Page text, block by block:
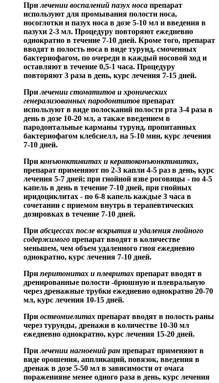
Прилечении воспалений пазух носа препарат
используют для промывания полости носа,
носоглотки и пазух носа в дозе 5-10 мл и введения в
пазухи 2-3 мл. Процедуру повторяют ежедневно
однократно в течение 7-10 дней. Кроме того, препарат
вводят в полость носа в виде турунд, смоченных
бактериофагом, по очереди в каждый носовой ход и
оставляют в течение 0,5-1 часа. Процедуру
повторяют 3 раза в день, курс лечения 7-15 дней.
Прилечении стоматитов и хронических
генерализованных пародонтитов препарат
используют в виде полосканий полости рта 3-4 раза в
день в дозе 10-20 мл, а также введением в
пародонтальные карманы турунд, пропитанных
бактериофагом клебсиелл, на 5-10 мин, курс лечения
7-10 дней.
При конъюнктивитах и кератоконъюнктивитах,
препарат применяют по 2-3 капли 4-5 раз в день, курс
лечения 5-7 дней; при гнойной язве роговицы - по 4-5
капель в день в течение 7-10 дней, при гнойных
иридоциклитах - по 6-8 капель каждые 3 часа в
сочетании с приемом внутрь в терапевтических
дозировках в течение 7-10 дней.
При абсцессах после вскрытия и удаления гнойного
содержимого препарат вводят в количестве
меньшем, чем объем удаленного гноя ежедневно
однократно, курс лечения 7-10 дней.
При перитонитах и плевритах препарат вводят в
дренированные полости -брюшную и плевральную
через дренажные трубки ежедневно однократно 20-70
мл, курс лечения 10-15 дней.
При остеомиелитах препарат вводят в полость раны
через турунды, дренажи в количестве 10-30 мл
ежедневно однократно, курс лечения 15-20 дней.
Прилечении нагноений ран препарат применяют в
виде орошения, аппликаций, повязок, введения в
дренаж в дозе 5-50 мл в зависимости от очага
пораженияне менее одного раза в день, курс лечения